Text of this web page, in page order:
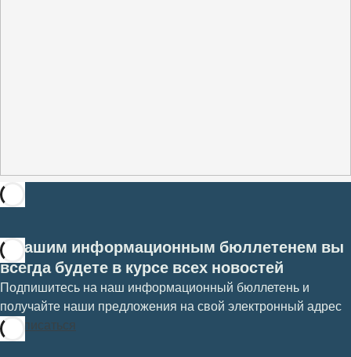
С нашим информационным бюллетенем вы
всегда будете в курсе всех новостей
Подпишитесь на наш информационный бюллетень и
получайте наши предложения на свой электронный адрес
Подписаться